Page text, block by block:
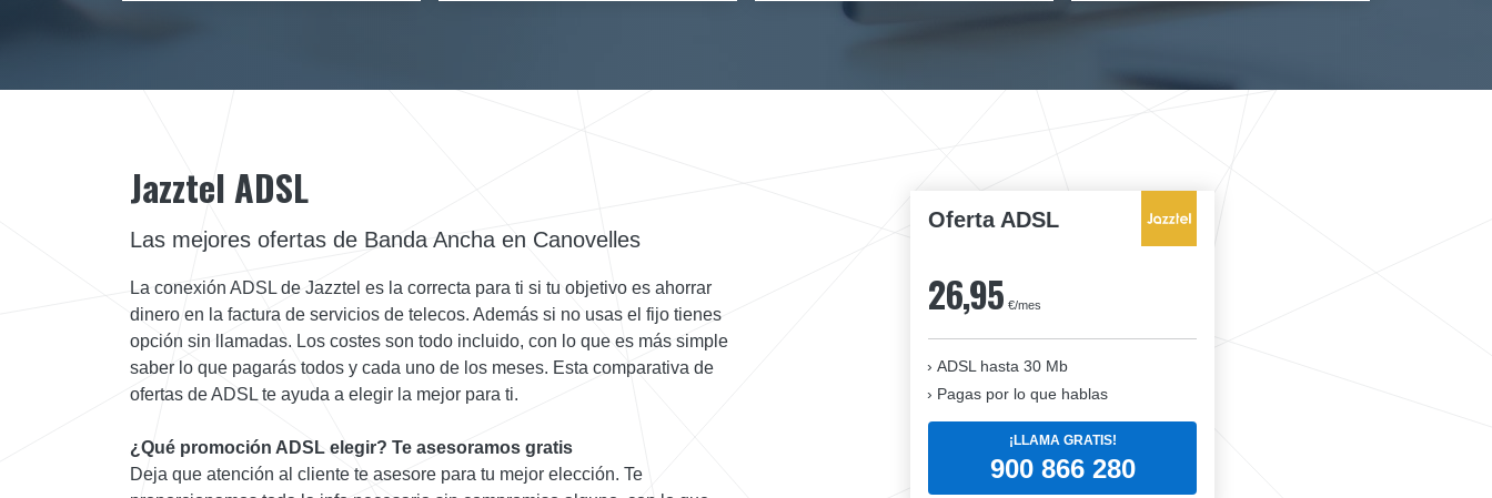
Oferta ADSL
26,95 €/mes
ADSL hasta 30 Mb
Pagas por lo que hablas
¡LLAMA GRATIS!
900 866 280
Jazztel ADSL
Las mejores ofertas de Banda Ancha en Canovelles
La conexión ADSL de Jazztel es la correcta para ti si tu objetivo es ahorrar
dinero en la factura de servicios de telecos. Además si no usas el fijo tienes
opción sin llamadas. Los costes son todo incluido, con lo que es más simple
saber lo que pagarás todos y cada uno de los meses. Esta comparativa de
ofertas de ADSL te ayuda a elegir la mejor para ti.
¿Qué promoción ADSL elegir? Te asesoramos gratis
Deja que atención al cliente te asesore para tu mejor elección. Te